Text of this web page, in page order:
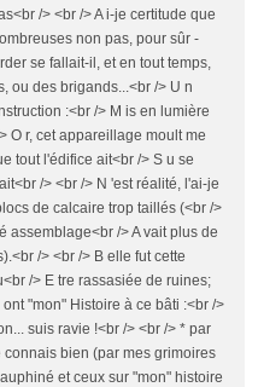
/> <br /> A i-je certitude que
non pas, pour sûr -
se fallait-il, et en tout temps,
ou des brigands...<br /> U n
:<br /> M is en lumière
O r, cet appareillage moult me
tout l'édifice ait<br /> S u se
/> <br /> N 'est réalité, l'ai-je
de calcaire trop taillés (<br />
assemblage<br /> A vait plus de
/> <br /> B elle fut cette
/> E tre rassasiée de ruines;
"mon" Histoire à ce bâti :<br />
suis ravie !<br /> <br /> * par
bien (par mes grimoires
et ceux sur "mon" histoire